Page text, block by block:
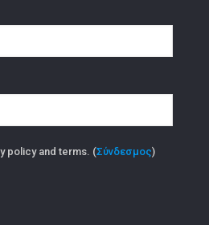
policy and terms. (Σύνδεσμος)